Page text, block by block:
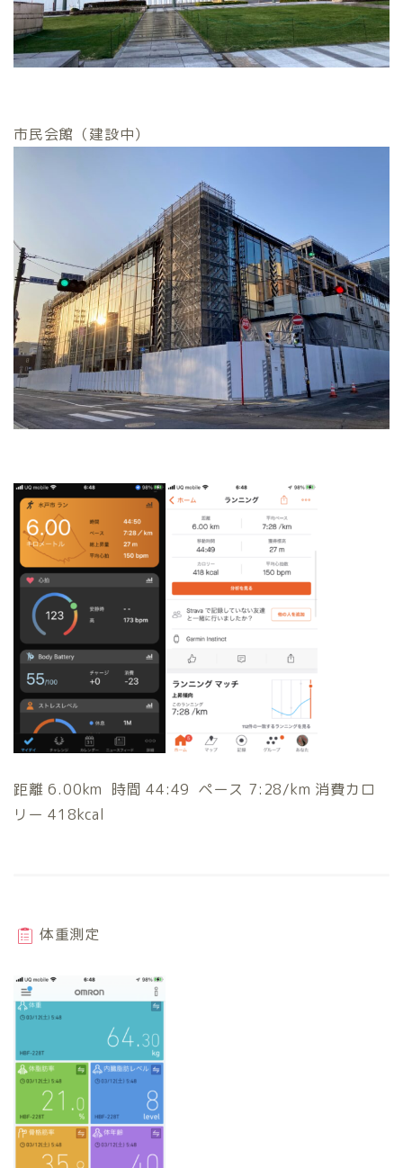
市民会館（建設中）
距離 6.00km 時間 44:49 ペース 7:28/km 消費カロ
リー 418kcal
体重測定